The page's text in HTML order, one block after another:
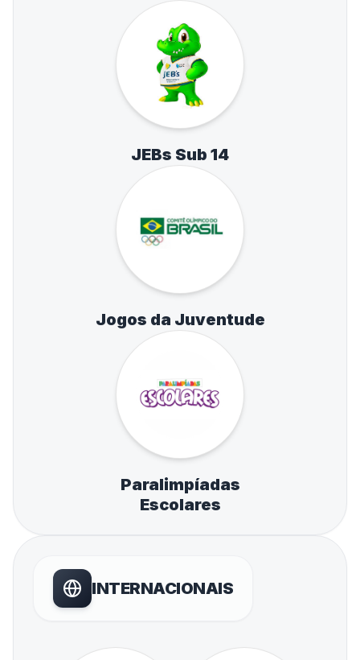
JEBs Sub 14
Jogos da Juventude
Paralimpíadas
Escolares
INTERNACIONAIS